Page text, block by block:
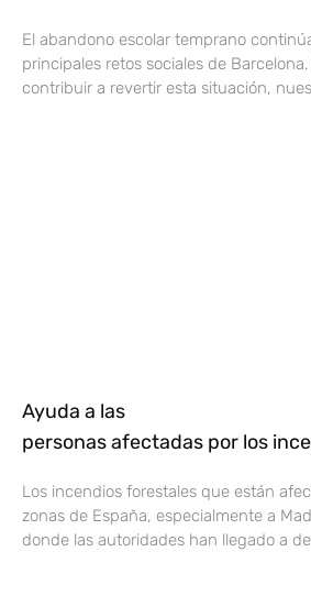
El abandono escolar temprano
principales retos sociales de
contribuir a revertir esta situación,
Ayuda a las
personas afectadas por los
Los incendios forestales que están
zonas de España, especialmente a
donde las autoridades han llegado a